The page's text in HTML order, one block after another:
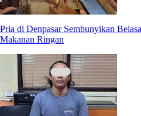
Pria di Denpasar Sembunyikan
Makanan Ringan